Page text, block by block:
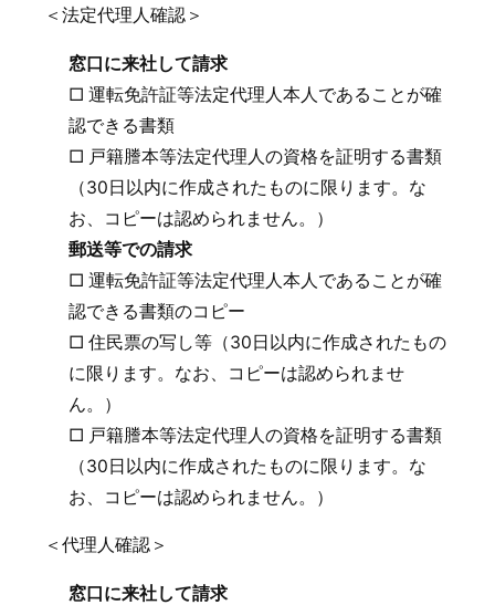
＜法定代理人確認＞
窓口に来社して請求
□ 運転免許証等法定代理人本人であることが確
認できる書類
□ 戸籍謄本等法定代理人の資格を証明する書類
（30日以内に作成されたものに限ります。な
お、コピーは認められません。）
郵送等での請求
□ 運転免許証等法定代理人本人であることが確
認できる書類のコピー
□ 住民票の写し等（30日以内に作成されたもの
に限ります。なお、コピーは認められませ
ん。）
□ 戸籍謄本等法定代理人の資格を証明する書類
（30日以内に作成されたものに限ります。な
お、コピーは認められません。）
＜代理人確認＞
窓口に来社して請求